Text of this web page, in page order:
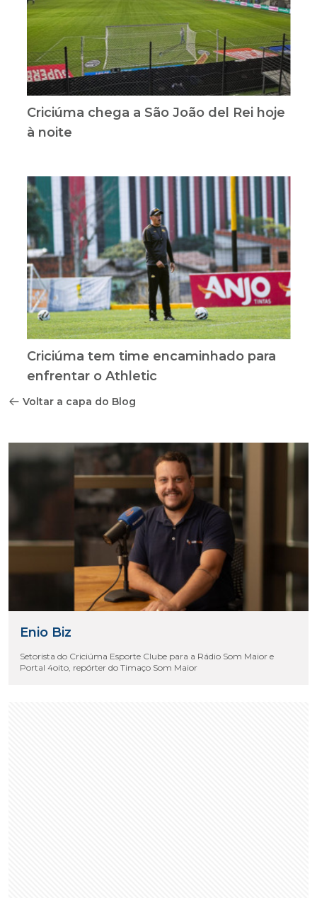
Criciúma chega a São João del Rei hoje
à noite
Criciúma tem time encaminhado para
enfrentar o Athletic
Voltar a capa do Blog
Enio Biz
Setorista do Criciúma Esporte Clube para a Rádio Som Maior e
Portal 4oito, repórter do Timaço Som Maior